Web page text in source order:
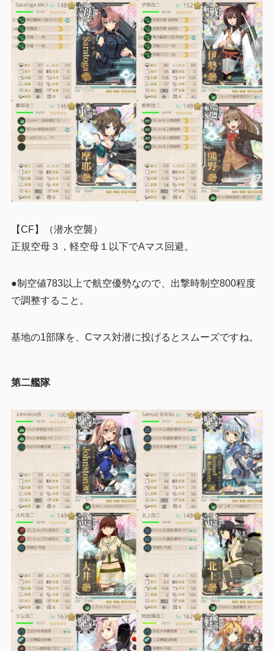
【CF】（潜水空襲）
正規空母３，軽空母１以下でAマス回避。
●制空値783以上で航空優勢なので、出撃時制空800程度
で調整すること。
基地の1部隊を、Cマス対潜に投げるとスムーズですね。
第二艦隊